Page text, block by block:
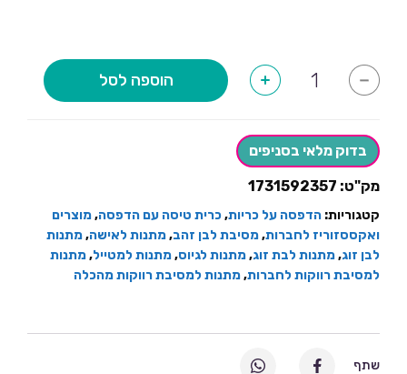
-
של
רקמה
+ הוספה לסל
בדוק מלאי בסניפים
מק"ט: 1731592357
קטגוריות: הדפסה על כריות,כרית טיסה עם הדפסה,מוצרים
ואקססזוריז לחברות,מסיבת לבן זהב,מתנות לאישה,מתנות
לבן זוג,מתנות לבת זוג,מתנות לגיוס,מתנות למטייל,מתנות
למסיבת רווקות לחברות,מתנות למסיבת רווקות מהכלה
שתף